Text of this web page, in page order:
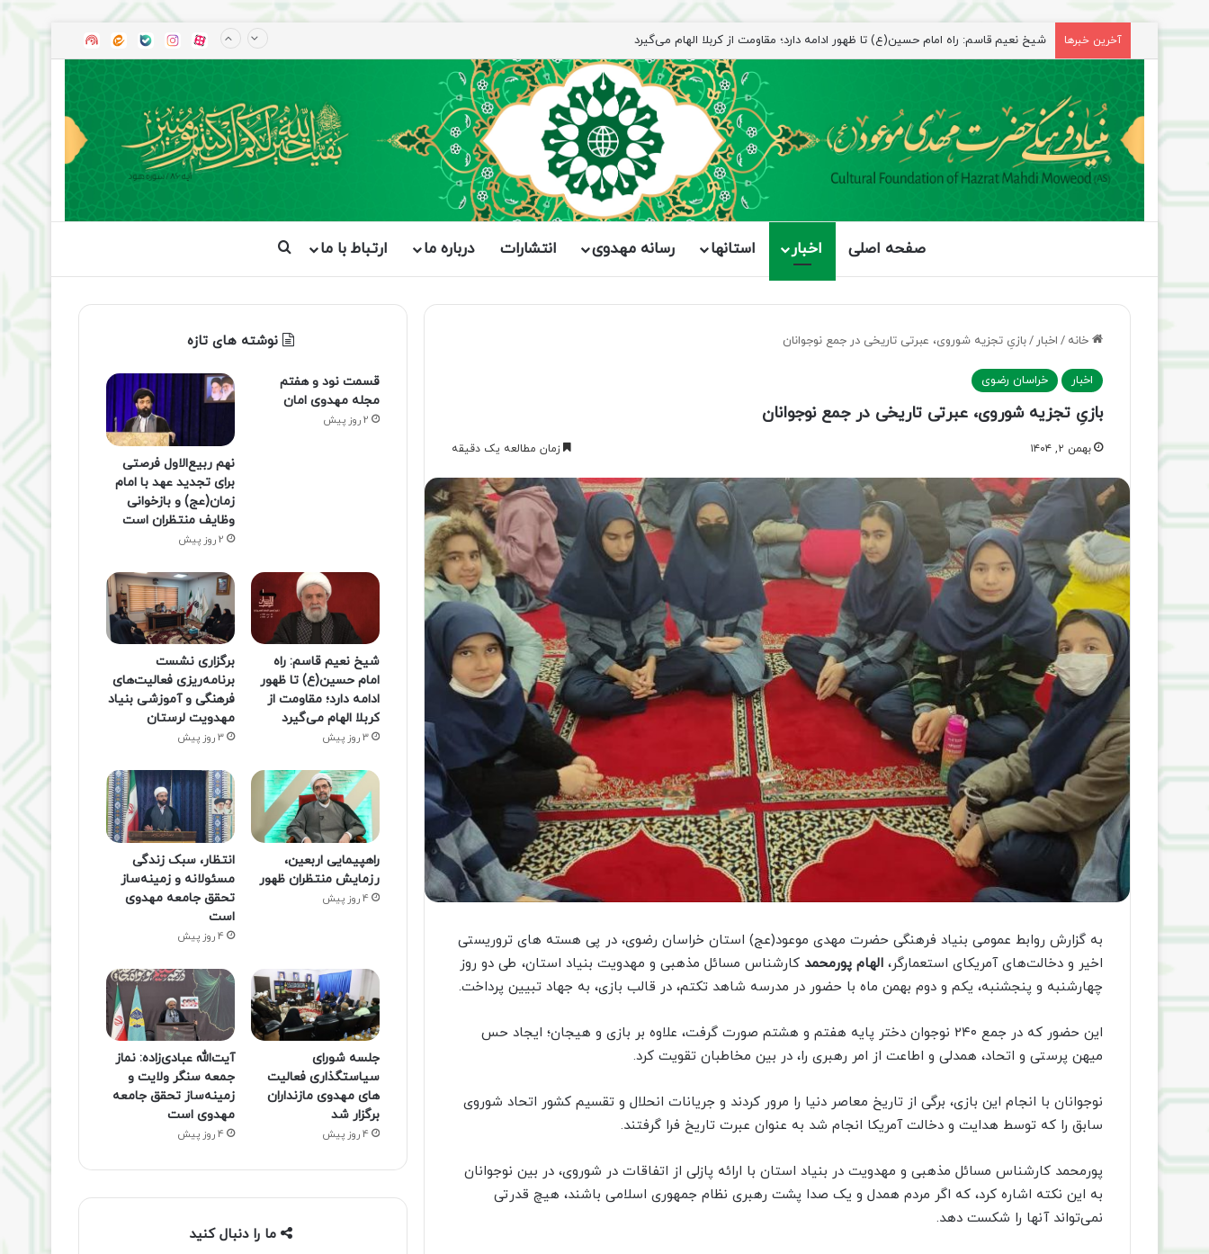
آخرین خبرها
شیخ نعیم قاسم: راه امام حسین(ع) تا ظهور ادامه دارد؛ مقاومت از کربلا الهام می‌گیرد
آپاراتاینستاگرام
بله ایتا شنوتو
صفحه اصلی اخبار استانها رسانه مهدوی انتشارات درباره ما ارتباط با ما جستجو برای
خانه / اخبار /بازیِ تجزیه شوروی، عبرتی تاریخی در جمع نوجوانان
اخبار خراسان رضوی
بازیِ تجزیه شوروی، عبرتی تاریخی در جمع نوجوانان
بهمن ۲, ۱۴۰۴ زمان مطالعه یک دقیقه
به گزارش روابط عمومی بنیاد فرهنگی حضرت مهدی موعود(عج) استان خراسان رضوی، در پی هسته های تروریستی
اخیر و دخالت‌های آمریکای استعمارگر، الهام پورمحمد کارشناس مسائل مذهبی و مهدویت بنیاد استان، طی دو روز
چهارشنبه و پنجشنبه، یکم و دوم بهمن ماه با حضور در مدرسه شاهد تکتم، در قالب بازی، به جهاد تبیین پرداخت.
این حضور که در جمع ۲۴۰ نوجوان دختر پایه هفتم و هشتم صورت گرفت، علاوه بر بازی و هیجان؛ ایجاد حس
میهن پرستی و اتحاد، همدلی و اطاعت از امر رهبری را، در بین مخاطبان تقویت کرد.
نوجوانان با انجام این بازی، برگی از تاریخ معاصر دنیا را مرور کردند و جریانات انحلال و تقسیم ‌کشور اتحاد شوروی
سابق را که توسط هدایت و دخالت آمریکا انجام شد به عنوان عبرت تاریخ فرا گرفتند.
پورمحمد کارشناس مسائل مذهبی و مهدویت در بنیاد استان با ارائه پازلی از اتفاقات در شوروی، در بین نوجوانان
به این نکته اشاره کرد، که اگر مردم همدل و یک صدا پشت رهبری نظام جمهوری اسلامی باشند، هیچ قدرتی
نمی‌تواند آنها را شکست دهد.
نوشته های تازه
قسمت نود و هفتم
مجله مهدوی امان
2 روز پیش
نهم ربیع‌الاول فرصتی
برای تجدید عهد با امام
زمان(عج) و بازخوانی
وظایف منتظران است
2 روز پیش
شیخ نعیم قاسم: راه
امام حسین(ع) تا ظهور
ادامه دارد؛ مقاومت از
کربلا الهام می‌گیرد
3 روز پیش
برگزاری نشست
برنامه‌ریزی فعالیت‌های
فرهنگی و آموزشی بنیاد
مهدویت لرستان
3 روز پیش
راهپیمایی اربعین،
رزمایش منتظران ظهور
4 روز پیش
انتظار، سبک زندگی
مسئولانه و زمینه‌ساز
تحقق جامعه مهدوی
است
4 روز پیش
جلسه شورای
سیاستگذاری فعالیت
های مهدوی مازنداران
برگزار شد
4 روز پیش
آیت‌الله عبادی‌زاده: نماز
جمعه سنگر ولایت و
زمینه‌ساز تحقق جامعه
مهدوی است
4 روز پیش
ما را دنبال کنید